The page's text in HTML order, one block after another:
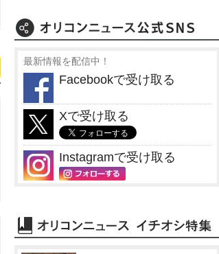
最新情報を配信中！
Facebookで受け取る
Xで受け取る
Instagramで受け取る